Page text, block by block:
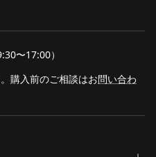
〜17:00）
購入前のご相談はお問い合わ